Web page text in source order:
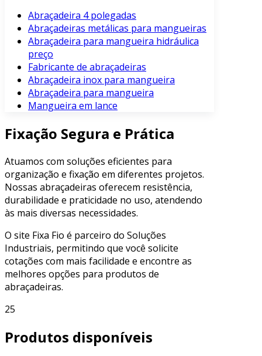
Abraçadeira 4 polegadas
Abraçadeiras metálicas para mangueiras
Abraçadeira para mangueira hidráulica
preço
Fabricante de abraçadeiras
Abraçadeira inox para mangueira
Abraçadeira para mangueira
Mangueira em lance
Fixação Segura e Prática
Atuamos com soluções eficientes para
organização e fixação em diferentes projetos.
Nossas abraçadeiras oferecem resistência,
durabilidade e praticidade no uso, atendendo
às mais diversas necessidades.
O site Fixa Fio é parceiro do Soluções
Industriais, permitindo que você solicite
cotações com mais facilidade e encontre as
melhores opções para produtos de
abraçadeiras.
25
Produtos disponíveis